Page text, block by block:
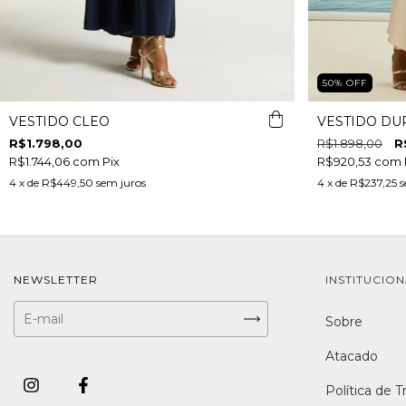
VESTIDO CLEO
R$1.798,00
R$1.744,06 com Pix
4 x de R$449,50 sem juros
50% OFF
VESTIDO
R$1.898,00
R$920,53 com
4 x de R$237,25
NEWSLETTER
Sobre
Atacado
Política de